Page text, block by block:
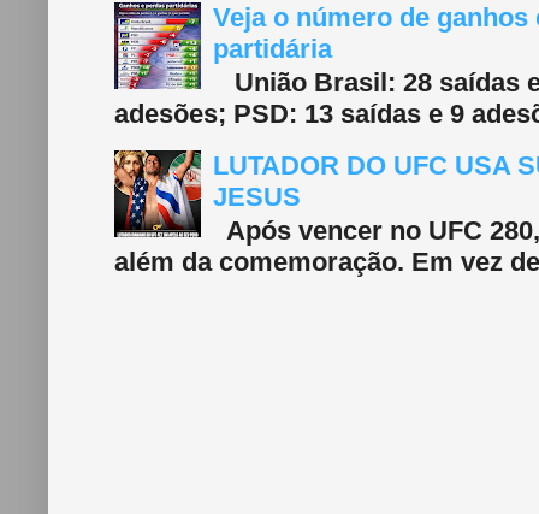
Veja o número de
partidária
União Brasil: 28 saídas
adesões; PSD: 13 saídas e 9
LUTADOR DO UFC USA
JESUS
Após vencer no UFC
além da comemoração. Em vez